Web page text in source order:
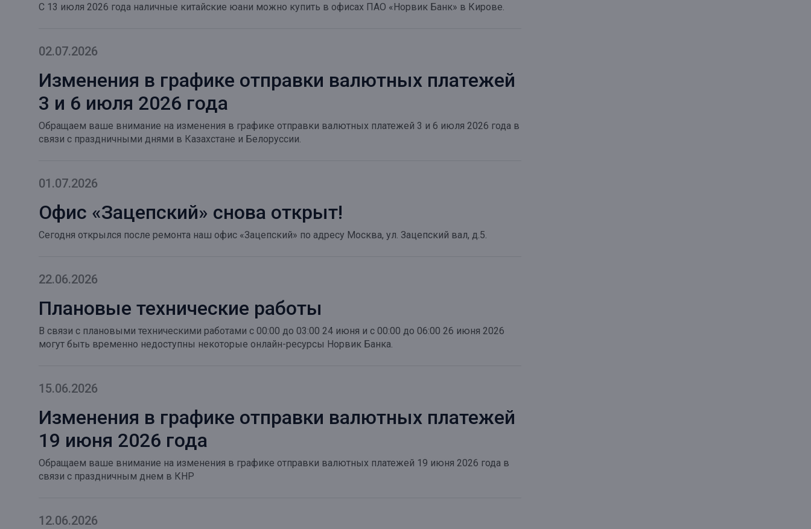
С 13 июля 2026 года наличные китайские юани можно купить в офисах ПАО «Норвик Банк» в Кирове.
02.07.2026
Изменения в графике отправки валютных платежей
3 и 6 июля 2026 года
Обращаем ваше внимание на изменения в графике отправки валютных платежей 3 и 6 июля 2026 года в
связи с праздничными днями в Казахстане и Белоруссии.
01.07.2026
Офис «Зацепский» снова открыт!
Сегодня открылся после ремонта наш офис «Зацепcкий» по адресу Москва, ул. Зацепский вал, д.5.
22.06.2026
Плановые технические работы
В связи с плановыми техническими работами с 00:00 до 03:00 24 июня и с 00:00 до 06:00 26 июня 2026
могут быть временно недоступны некоторые онлайн-ресурсы Норвик Банка.
15.06.2026
Изменения в графике отправки валютных платежей
19 июня 2026 года
Обращаем ваше внимание на изменения в графике отправки валютных платежей 19 июня 2026 года в
связи с праздничным днем в КНР
12.06.2026